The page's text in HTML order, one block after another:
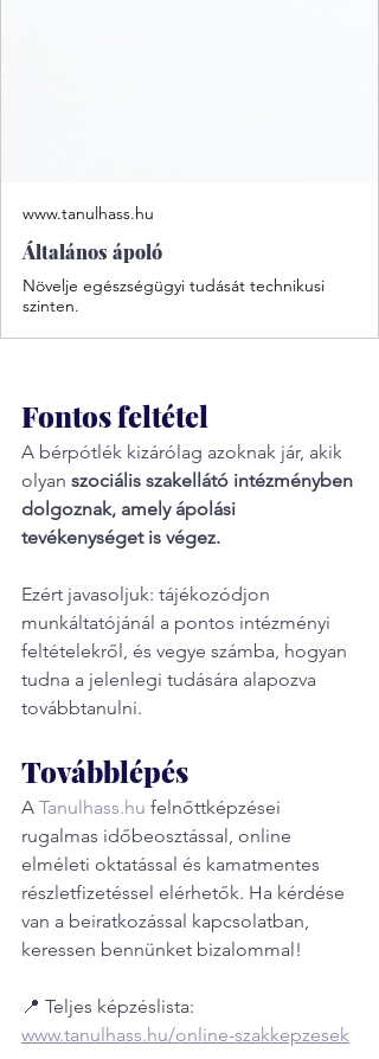
www.tanulhass.hu
Általános ápoló
Növelje egészségügyi tudását technikusi
szinten.
Fontos feltétel
A bérpótlék kizárólag azoknak jár, akik
olyan szociális szakellátó intézményben
dolgoznak, amely ápolási
tevékenységet is végez.
Ezért javasoljuk: tájékozódjon
munkáltatójánál a pontos intézményi
feltételekről, és vegye számba, hogyan
tudna a jelenlegi tudására alapozva
továbbtanulni.
Továbblépés
A Tanulhass.hu felnőttképzései
rugalmas időbeosztással, online
elméleti oktatással és kamatmentes
részletfizetéssel elérhetők. Ha kérdése
van a beiratkozással kapcsolatban,
keressen bennünket bizalommal!
📍 Teljes képzéslista:
www.tanulhass.hu/online-szakkepzesek